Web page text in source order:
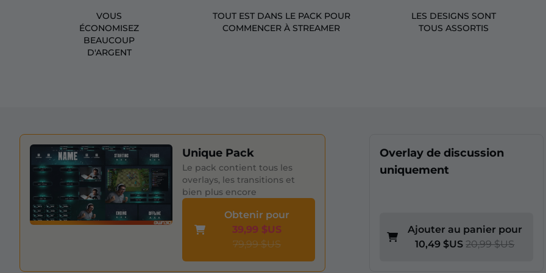
VOUS
ÉCONOMISEZ
BEAUCOUP
D'ARGENT
TOUT EST DANS LE PACK POUR
COMMENCER À STREAMER
LES DESIGNS SONT
TOUS ASSORTIS
Unique Pack
Le pack contient tous les
overlays, les transitions et
bien plus encore
Obtenir pour
39,99 $US
79,99 $US
Overlay de discussion
uniquement
Ajouter au panier pour
10,49 $US20,99 $US